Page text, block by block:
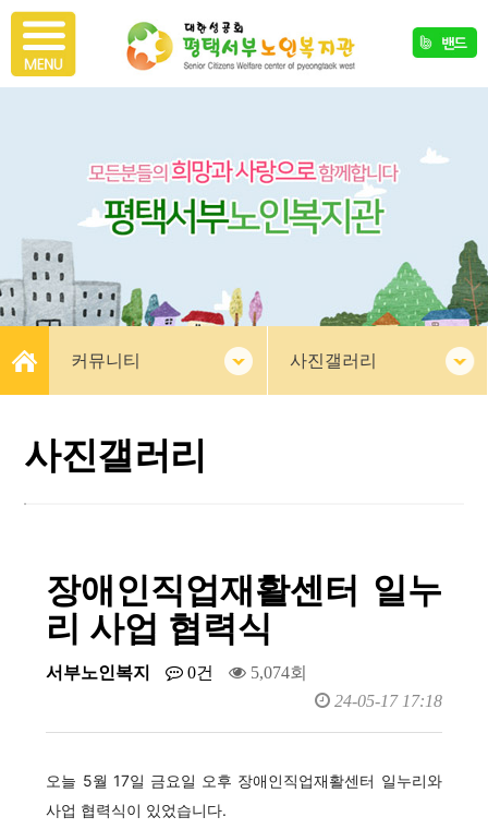
커뮤니티 사진갤러리
사진갤러리
장애인직업재활센터 일누
리 사업 협력식
서부노인복지 0건
5,074회
24-05-17 17:18
오늘 5월 17일 금요일 오후 장애인직업재활센터 일누리와
사업 협력식이 있었습니다.